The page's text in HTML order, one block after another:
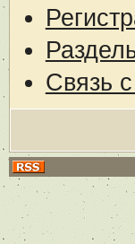
Связь